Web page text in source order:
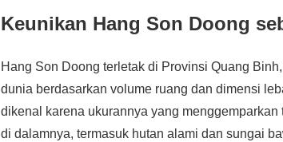
Keunikan Hang Son Doong
Hang Son Doong terletak di Provinsi Quang
dunia berdasarkan volume ruang dan dimensi
dikenal karena ukurannya yang
di dalamnya, termasuk hutan alami dan sungai